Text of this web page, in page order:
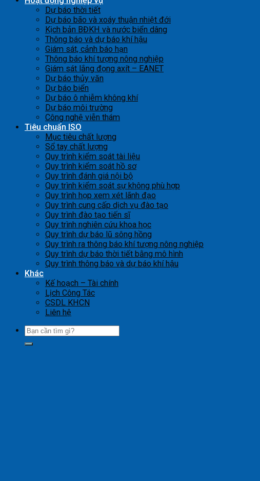
Dự báo thời tiết
Dự báo bão và xoáy thuận nhiệt đới
Kịch bản BĐKH và nước biển dâng
Thông báo và dự báo khí hậu
Giám sát, cảnh báo hạn
Thông báo khí tượng nông nghiệp
Giám sát lắng đọng axít – EANET
Dự báo thủy văn
Dự báo biển
Dự báo ô nhiễm không khí
Dự báo môi trường
Công nghệ viễn thám
Tiêu chuẩn ISO
Mục tiêu chất lượng
Sổ tay chất lượng
Quy trình kiểm soát tài liệu
Quy trình kiểm soát hồ sơ
Quy trình đánh giá nội bộ
Quy trình kiểm soát sự không phù hợp
Quy trình họp xem xét lãnh đạo
Quy trình cung cấp dịch vụ đào tạo
Quy trình đào tạo tiến sĩ
Quy trình nghiên cứu khoa học
Quy trình dự báo lũ sông hồng
Quy trình ra thông báo khí tượng nông nghiệp
Quy trình dự báo thời tiết bằng mô hình
Quy trình thông báo và dự báo khí hậu
Khác
Kế hoạch – Tài chính
Lịch Công Tác
CSDL KHCN
Liên hệ